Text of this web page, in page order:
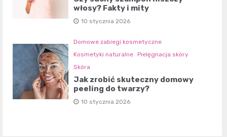
włosy? Fakty i mity
10 stycznia 2026
Domowe zabiegi kosmetyczne
Kosmetyki naturalne Pielęgnacja skóry
Skóra
Jak zrobić skuteczny domowy
peeling do twarzy?
10 stycznia 2026